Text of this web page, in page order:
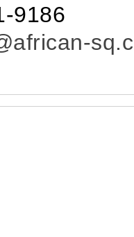
241-